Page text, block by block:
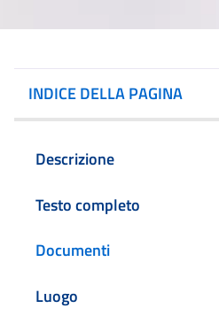
INDICE DELLA PAGINA
Descrizione
Testo completo
Documenti
Luogo